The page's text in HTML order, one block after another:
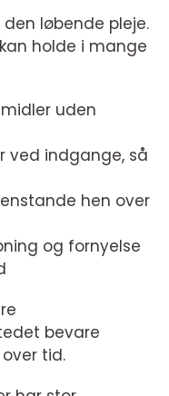
løbende pleje.
holde i mange
uden
ved indgange, så
hen over
og fornyelse
bevare
tid.